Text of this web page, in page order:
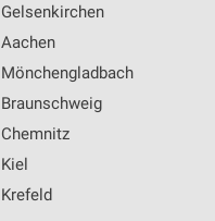
Gelsenkirchen
Aachen
Mönchengladbach
Braunschweig
Chemnitz
Kiel
Krefeld